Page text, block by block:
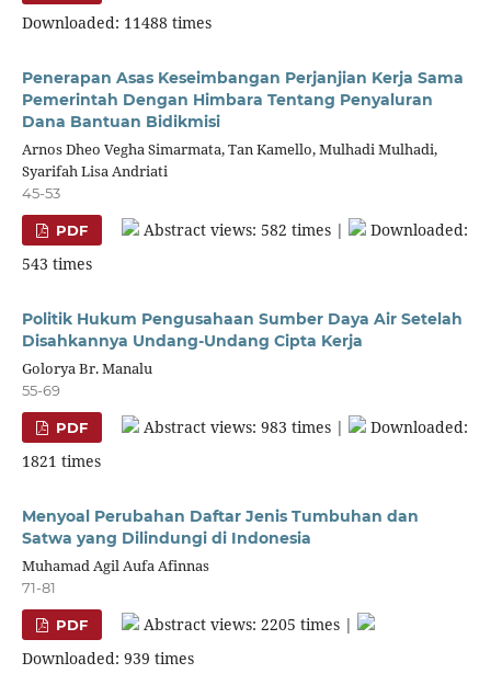
Downloaded: 11488 times
Penerapan Asas Keseimbangan Perjanjian Kerja Sama
Pemerintah Dengan Himbara Tentang Penyaluran
Dana Bantuan Bidikmisi
Arnos Dheo Vegha Simarmata, Tan Kamello, Mulhadi Mulhadi,
Syarifah Lisa Andriati
45-53
PDF Abstract views: 582 times |
Downloaded:
543 times
Politik Hukum Pengusahaan Sumber Daya Air Setelah
Disahkannya Undang-Undang Cipta Kerja
Golorya Br. Manalu
55-69
PDF Abstract views: 983 times |
Downloaded:
1821 times
Menyoal Perubahan Daftar Jenis Tumbuhan dan
Satwa yang Dilindungi di Indonesia
Muhamad Agil Aufa Afinnas
71-81
PDF
Abstract views: 2205 times |
Downloaded: 939 times